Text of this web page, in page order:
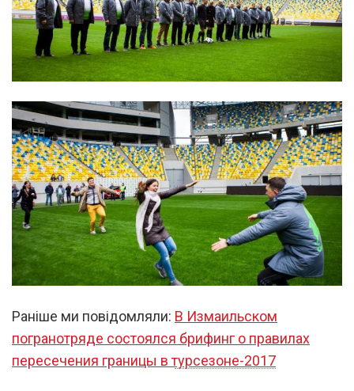
Раніше ми повідомляли: В Измаильском
погранотряде состоялся брифинг о правилах
пересечения границы в турсезоне-2017